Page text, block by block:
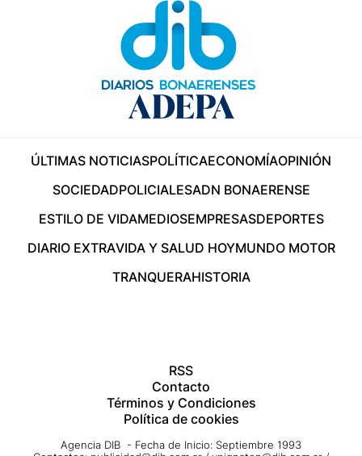
ÚLTIMAS NOTICIASPOLÍTICAECONOMÍAOPINIÓN
SOCIEDADPOLICIALESADN BONAERENSE
ESTILO DE VIDAMEDIOSEMPRESASDEPORTES
DIARIO EXTRAVIDA Y SALUD HOYMUNDO MOTOR
TRANQUERAHISTORIA
RSS
Contacto
Términos y Condiciones
Política de cookies
Agencia DIB - Fecha de Inicio: Septiembre 1993